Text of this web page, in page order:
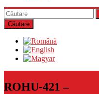
ROHU-421 –